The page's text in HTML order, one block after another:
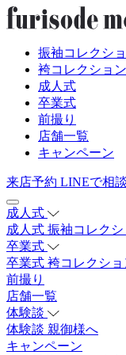
振袖コレクシ
袴コレクション
成人式
卒業式
前撮り
店舗一覧
キャンペーン
来店予約 LINEで相談
成人式
成人式 振袖コレクシ
卒業式
卒業式 袴コレクショ
前撮り
店舗一覧
体験談
体験談 親御様へ
キャンペーン